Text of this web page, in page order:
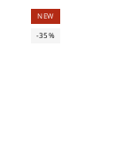
NEW
-35%